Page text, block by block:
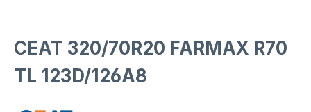
CEAT 320/70R20 FARMAX R70
TL 123D/126A8